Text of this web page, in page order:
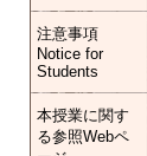
注意事項
Notice for
Students
本授業に関す
る参照Webペ